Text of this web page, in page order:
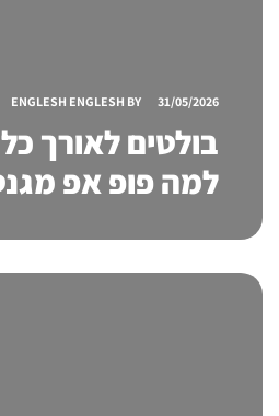
31/05/2026
BY
ENGLESH ENGLESH
בולטים לאורך
למה פופ אפ
התצוגה החכמים